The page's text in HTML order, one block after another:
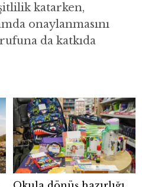
katarken,
onaylanmasını
da katkıda